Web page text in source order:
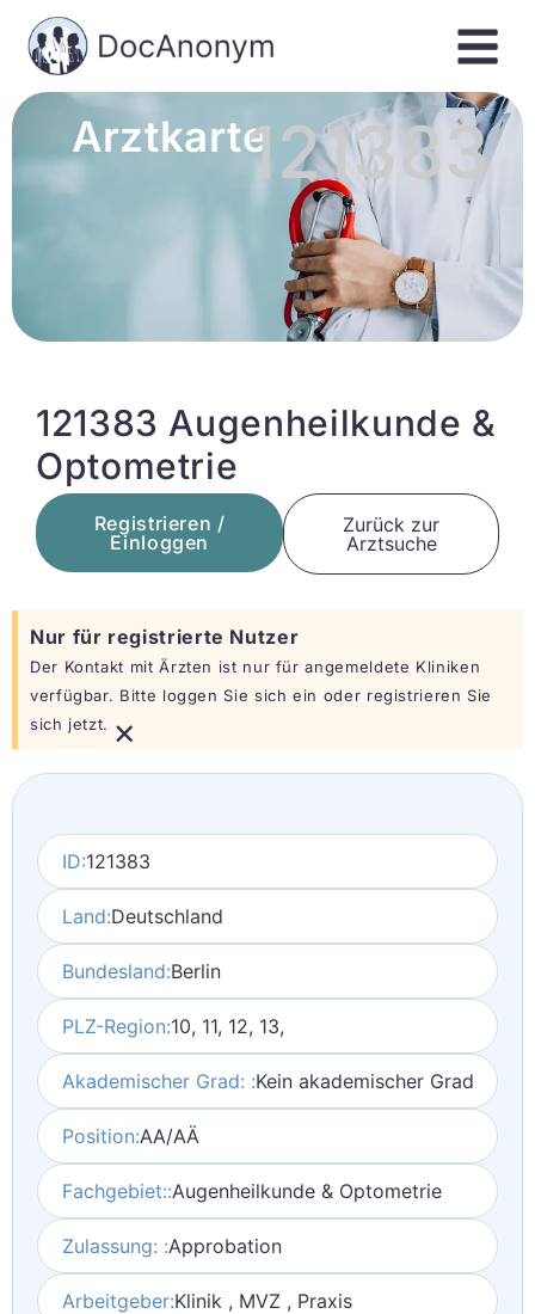
Arztkarte121383
121383 Augenheilkunde &
Optometrie
Registrieren /
Einloggen
Zurück zur
Arztsuche
Nur für registrierte Nutzer
Der Kontakt mit Ärzten ist nur für angemeldete Kliniken
verfügbar. Bitte loggen Sie sich ein oder registrieren Sie
sich jetzt. ×
ID:121383
Land:Deutschland
Bundesland:Berlin
PLZ-Region:10, 11, 12, 13,
Akademischer Grad: :Kein akademischer Grad
Position:AA/AÄ
Fachgebiet::Augenheilkunde & Optometrie
Zulassung: :Approbation
Arbeitgeber:Klinik , MVZ , Praxis